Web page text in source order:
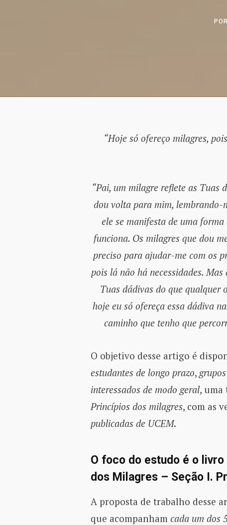
POR
“Hoje só ofereço milagres,
“Pai, um milagre reflete as Tuas
dou volta para mim, lembrando-
ele se manifesta de uma
funciona. Os milagres que dou
preciso para ajudar-me com os
pois lá não há necessidades.
Tuas dádivas do que qualquer
hoje eu só ofereça essa dádiva
caminho que tenho que
O objetivo desse artigo é
estudantes de longo prazo,
interessados de modo geral, uma
Princípios dos milagres, com as
publicadas de UCEM.
O foco do estudo é o
dos Milagres – Seção I.
A proposta de trabalho desse
que acompanham cada um dos